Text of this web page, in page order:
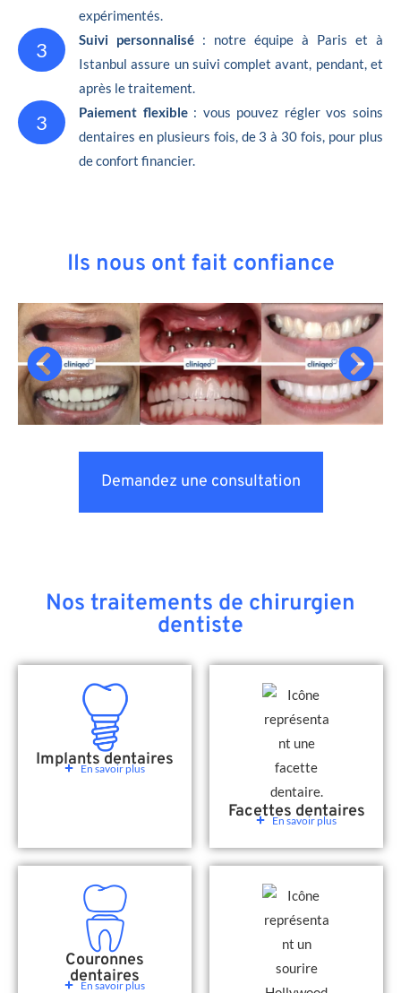
expérimentés.
3 Suivi personnalisé : notre équipe à Paris et à
Istanbul assure un suivi complet avant, pendant, et
après le traitement.
3 Paiement flexible: vous pouvez régler vos soins
dentaires en plusieurs fois, de 3 à 30 fois, pour plus
de confort financier.
Ils nous ont fait confiance
Demandez une consultation
Nos traitements de chirurgien
dentiste
Implants dentaires
En savoir plus
Facettes dentaires
En savoir plus
Couronnes
dentaires
En savoir plus